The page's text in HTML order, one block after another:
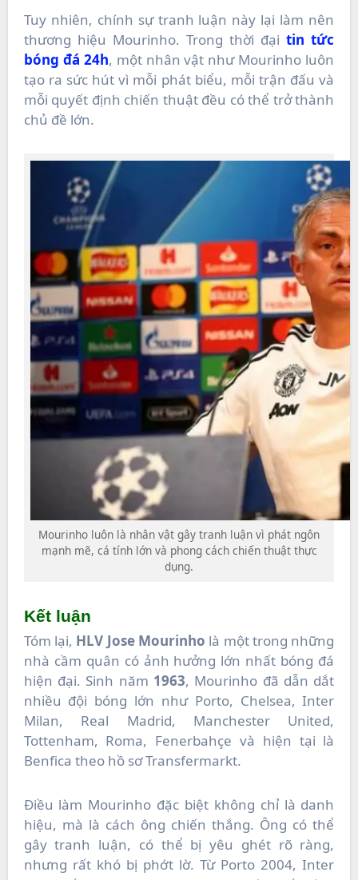
Tuy nhiên, chính sự tranh luận này lại làm nên
thương hiệu Mourinho. Trong thời đạitin tức
bóng đá 24h, một nhân vật như Mourinho luôn
tạo ra sức hút vì mỗi phát biểu, mỗi trận đấu và
mỗi quyết định chiến thuật đều có thể trở thành
chủ đề lớn.
Mourinho luôn là nhân vật gây tranh luận vì phát ngôn
mạnh mẽ, cá tính lớn và phong cách chiến thuật thực
dụng.
Kết luận
Tóm lại, HLV Jose Mourinho là một trong những
nhà cầm quân có ảnh hưởng lớn nhất bóng đá
hiện đại. Sinh năm 1963, Mourinho đã dẫn dắt
nhiều đội bóng lớn như Porto, Chelsea, Inter
Milan, Real Madrid, Manchester United,
Tottenham, Roma, Fenerbahçe và hiện tại là
Benfica theo hồ sơ Transfermarkt.
Điều làm Mourinho đặc biệt không chỉ là danh
hiệu, mà là cách ông chiến thắng. Ông có thể
gây tranh luận, có thể bị yêu ghét rõ ràng,
nhưng rất khó bị phớt lờ. Từ Porto 2004, Inter